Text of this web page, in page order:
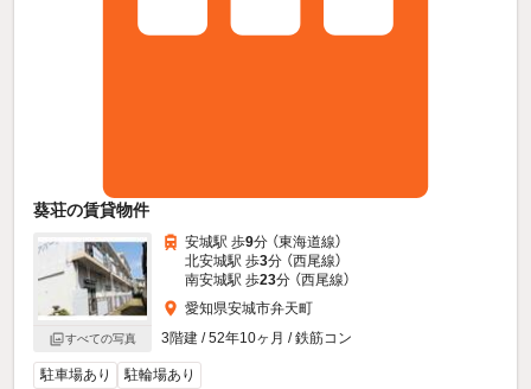
葵荘の賃貸物件
すべての写真
安城駅 歩9分 （東海道線）
北安城駅 歩3分 （西尾線）
南安城駅 歩23分 （西尾線）
愛知県安城市弁天町
3階建 / 52年10ヶ月 / 鉄筋コン
駐車場あり 駐輪場あり